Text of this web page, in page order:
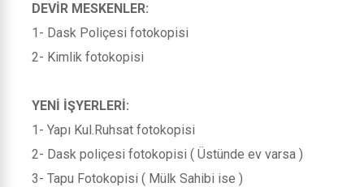
DEVİR MESKENLER:
1- Dask Poliçesi fotokopisi
2- Kimlik fotokopisi
YENİ İŞYERLERİ:
1- Yapı Kul.Ruhsat fotokopisi
2- Dask poliçesi fotokopisi ( Üstünde ev varsa )
3- Tapu Fotokopisi ( Mülk Sahibi ise )